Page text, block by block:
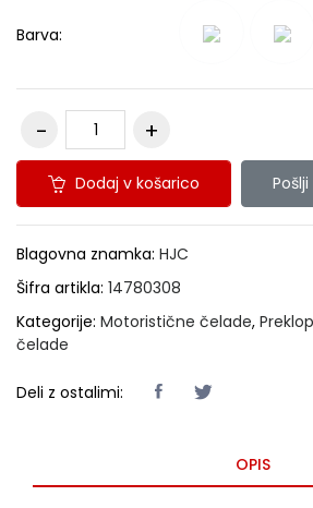
Barva:
Dodaj v košarico
Blagovna znamka: HJC
Šifra artikla: 14780308
Kategorije: Motoristične čelade,
čelade
Deli z ostalimi:
OPIS